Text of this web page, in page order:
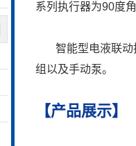
系列执行器为90度
智能型电液联
组以及手动泵。
【产品展示】